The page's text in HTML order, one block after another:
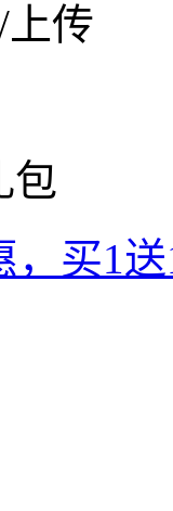
传
包
，买1